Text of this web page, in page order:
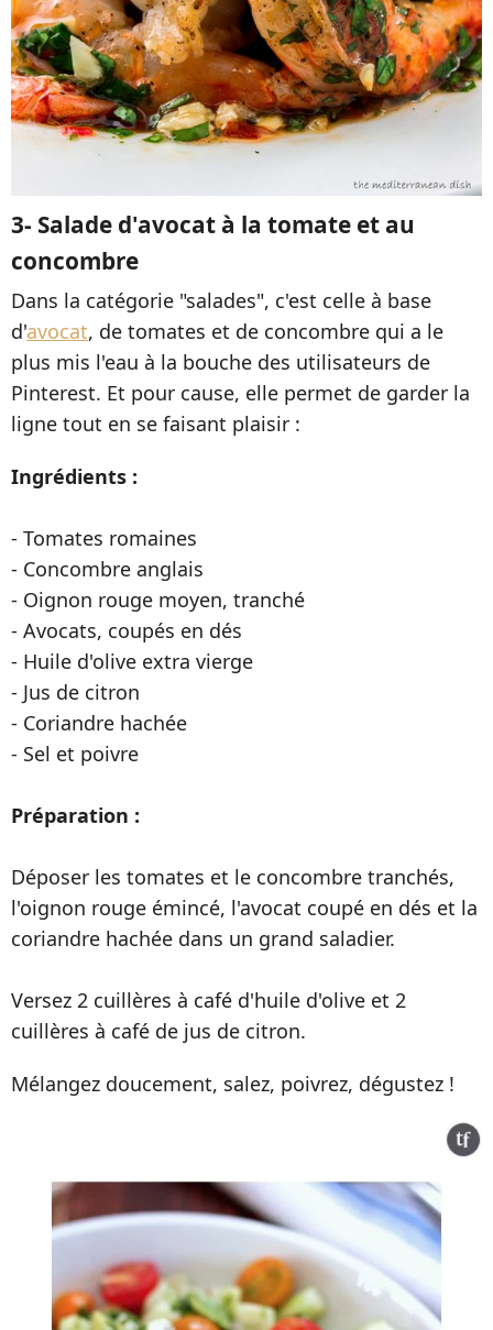
3- Salade d'avocat à la tomate et au
concombre
Dans la catégorie "salades", c'est celle à base
d'avocat, de tomates et de concombre qui a le
plus mis l'eau à la bouche des utilisateurs de
Pinterest. Et pour cause, elle permet de garder la
ligne tout en se faisant plaisir :
Ingrédients :
- Tomates romaines
- Concombre anglais
- Oignon rouge moyen, tranché
- Avocats, coupés en dés
- Huile d'olive extra vierge
- Jus de citron
- Coriandre hachée
- Sel et poivre
Préparation :
Déposer les tomates et le concombre tranchés,
l'oignon rouge émincé, l'avocat coupé en dés et la
coriandre hachée dans un grand saladier.
Versez 2 cuillères à café d'huile d'olive et 2
cuillères à café de jus de citron.
Mélangez doucement, salez, poivrez, dégustez !